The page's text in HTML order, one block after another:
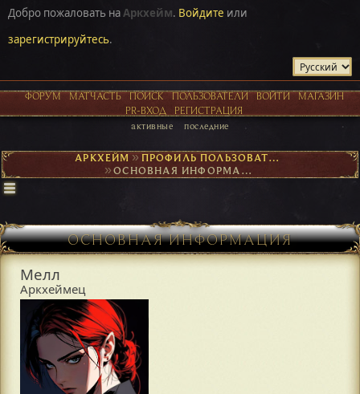
Добро пожаловать наАркхейм. Войдите или
зарегистрируйтесь.
ФОРУМ МАТЧАСТЬ ПОИСК ПОЛЬЗОВАТЕЛИ ВОЙТИ
МАГАЗИН
PR-ВХОД
РЕГИСТРАЦИЯ
активные последние
АРКХЕЙМ► ПРОФИЛЬ ПОЛЬЗОВАТЕЛЯ МЕЛЛ
► ОСНОВНАЯ ИНФОРМАЦИЯ
ОСНОВНАЯ ИНФОРМАЦИЯ
Мелл
Аркхеймец